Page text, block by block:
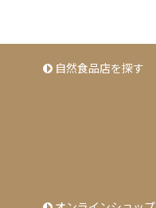
自然食品店を探す